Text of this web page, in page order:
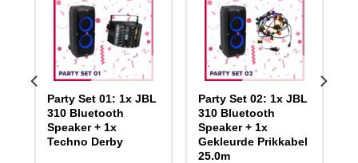
Toevoegen
aan
verlanglijst
Party Set 01: 1x JBL
310 Bluetooth
Speaker + 1x
Techno Derby
Toevoegen
aan
verlanglijst
Party Set 02: 1x JBL
310 Bluetooth
Speaker + 1x
Gekleurde Prikkabel
25.0m